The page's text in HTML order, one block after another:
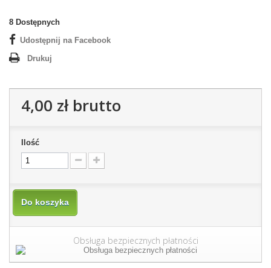
8 Dostępnych
Udostępnij na Facebook
Drukuj
4,00 złbrutto
Ilość
Do koszyka
Obsługa bezpiecznych płatności